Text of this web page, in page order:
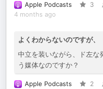
Apple Podcasts 3
4 months ago
よくわからないのですが、
中立を装いながら、ド左な
う媒体なのですか？
Apple Podcasts 2